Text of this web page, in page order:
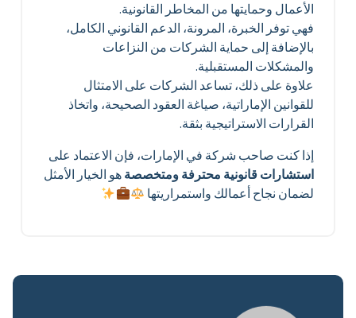
الأعمال وحمايتها من المخاطر القانونية.
فهي توفر الخبرة، المرونة، الدعم القانوني الكامل،
بالإضافة إلى حماية الشركات من النزاعات
والمشكلات المستقبلية.
علاوة على ذلك، تساعد الشركات على الامتثال
للقوانين الإماراتية، صياغة العقود الصحيحة، واتخاذ
القرارات الاستراتيجية بثقة.
إذا كنت صاحب شركة في الإمارات، فإن الاعتماد على
استشارات قانونية محترفة ومتخصصةهو الخيار الأمثل
لضمان نجاح أعمالك واستمراريتها